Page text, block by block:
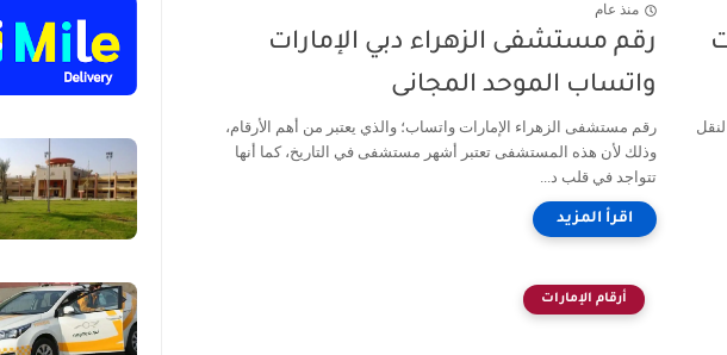
منذ عام
رقم مستشفى الزهراء دبي الإمارات
واتساب الموحد المجانى
رقم مستشفى الزهراء الإمارات واتساب؛ والذي يعتبر من أهم الأرقام،
وذلك لأن هذه المستشفى تعتبر أشهر مستشفى في التاريخ، كما أنها
تتواجد في قلب د...
أرقام الإمارات